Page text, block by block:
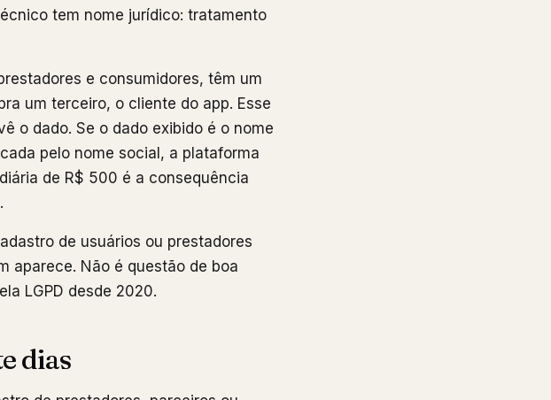
tem nome jurídico: tratamento
e consumidores, têm um
um terceiro, o cliente do app. Esse
o dado. Se o dado exibido é o nome
pelo nome social, a plataforma
de R$ 500 é a consequência
de usuários ou prestadores
aparece. Não é questão de boa
LGPD desde 2020.
dias